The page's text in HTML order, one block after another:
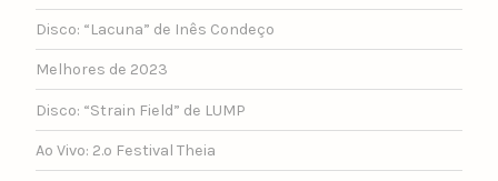
Disco: “Lacuna” de Inês Condeço
Melhores de 2023
Disco: “Strain Field” de LUMP
Ao Vivo: 2.º Festival Theia